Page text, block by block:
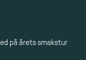
på årets smakstur